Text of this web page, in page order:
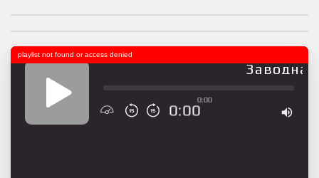
Заводная
0:00
0:00
playlist not found or access denied